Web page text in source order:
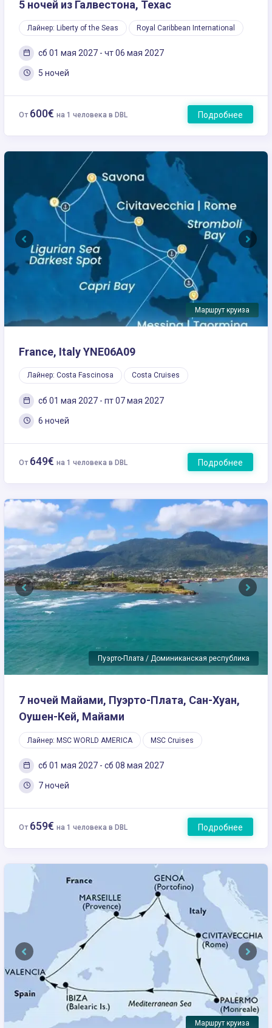
5 ночей из Галвестона, Техас
Лайнер: Liberty of the Seas Royal Caribbean International
сб 01 мая 2027 - чт 06 мая 2027
5 ночей
От 600€ на 1 человека в DBL Подробнее
Маршрут круиза
Previous Next
France, Italy YNE06A09
Лайнер: Costa Fascinosa Costa Cruises
сб 01 мая 2027 - пт 07 мая 2027
6 ночей
От 649€ на 1 человека в DBL Подробнее
Пуэрто-Плата / Доминиканская республика
Previous Next
7 ночей Майами, Пуэрто-Плата, Сан-Хуан,
Оушен-Кей, Майами
Лайнер: MSC WORLD AMERICA MSC Cruises
сб 01 мая 2027 - сб 08 мая 2027
7 ночей
От 659€ на 1 человека в DBL Подробнее
Маршрут круиза
Previous Next